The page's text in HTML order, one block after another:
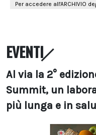
EVENTI
Al via la 2°
Summit, un
più lunga e in